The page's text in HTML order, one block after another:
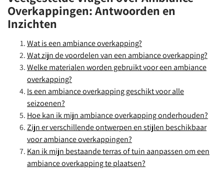
Overkappingen: Antwoorden en
Inzichten
Wat is een ambiance overkapping?
Wat zijn de voordelen van een ambiance overkapping?
Welke materialen worden gebruikt voor een ambiance
overkapping?
Is een ambiance overkapping geschikt voor alle
seizoenen?
Hoe kan ik mijn ambiance overkapping onderhouden?
Zijn er verschillende ontwerpen en stijlen beschikbaar
voor ambiance overkappingen?
Kan ik mijn bestaande terras of tuin aanpassen om een
ambiance overkapping te plaatsen?